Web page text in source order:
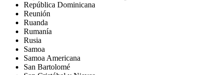
República Dominicana
Reunión
Ruanda
Rumanía
Rusia
Samoa
Samoa Americana
San Bartolomé